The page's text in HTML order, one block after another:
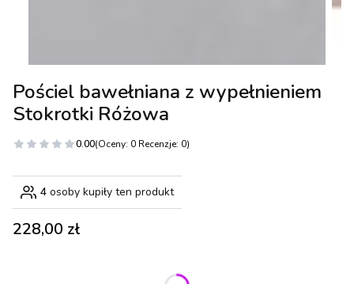
Pościel bawełniana z wypełnieniem
Stokrotki Różowa
0.00(Oceny: 0 Recenzje: 0)
4 osoby kupiły ten produkt
Cena
228,00 zł